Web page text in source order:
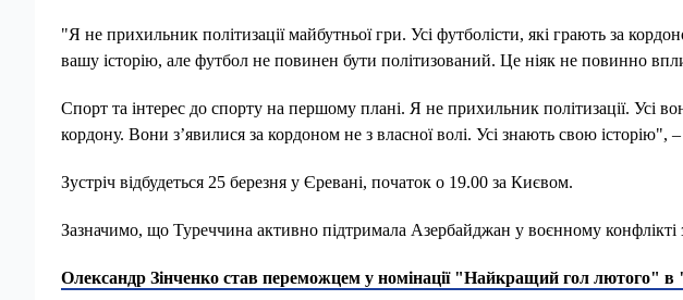
"Я не прихильник політизації майбутньої гри. Усі футболісти, які грають за
вашу історію, але футбол не повинен бути політизований. Це ніяк не повинно
Спорт та інтерес до спорту на першому плані. Я не прихильник політизації. Усі
кордону. Вони з’явилися за кордоном не з власної волі. Усі знають свою історію",
Зустріч відбудеться 25 березня у Єревані, початок о 19.00 за Києвом.
Зазначимо, що Туреччина активно підтримала Азербайджан у воєнному конфлікті
Олександр Зінченко став переможцем у номінації "Найкращий гол лютого" в